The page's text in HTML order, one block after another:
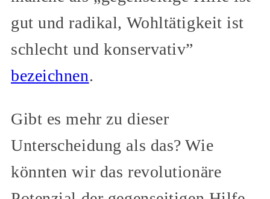
gut und radikal, Wohltätigkeit ist
schlecht und konservativ”
bezeichnen.
Gibt es mehr zu dieser
Unterscheidung als das? Wie
könnten wir das revolutionäre